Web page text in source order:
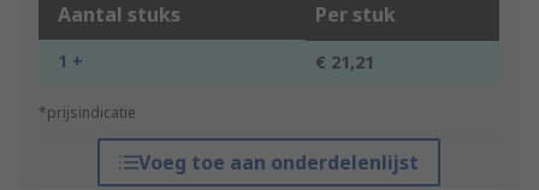
Aantal stuks Per stuk
1 + € 21,21
*prijsindicatie
Voeg toe aan onderdelenlijst